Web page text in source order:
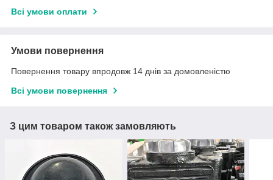
Всі умови оплати
Умови повернення
Повернення товару впродовж 14 днів за домовленістю
Всі умови повернення
З цим товаром також замовляють